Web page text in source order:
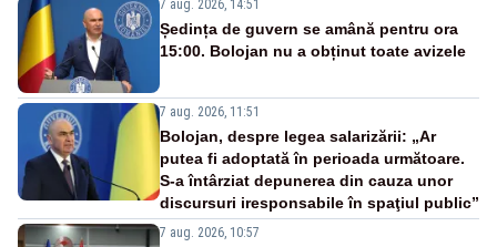
7 aug. 2026, 14:51
Ședința de guvern se amână pentru ora
15:00. Bolojan nu a obținut toate avizele
7 aug. 2026, 11:51
Bolojan, despre legea salarizării: „Ar
putea fi adoptată în perioada următoare.
S-a întârziat depunerea din cauza unor
discursuri iresponsabile în spaţiul public”
7 aug. 2026, 10:57